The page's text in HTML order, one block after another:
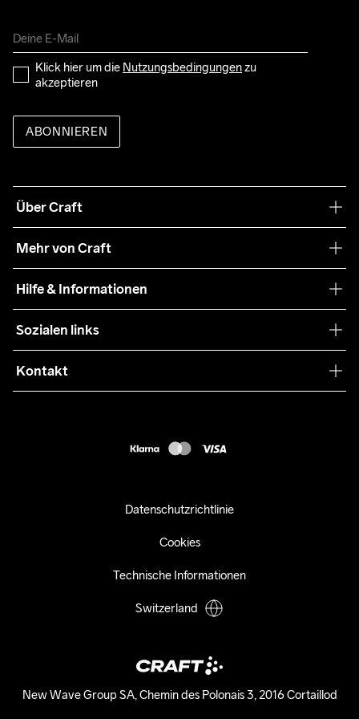
Klick hier um die Nutzungsbedingungen zu
akzeptieren
ABONNIEREN
Über Craft
Nachhaltigkeit
Mehr von Craft
Teamwear
Zusammenarbeit
Press
Hilfe & Informationen
Retouren
Kundendienst
Sozialen links
Kontakt
New Wave Group SA, Chemin des Polonais 3, 2016 Cortaillod
Datenschutzrichtlinie
Cookies
Technische Informationen
Switzerland